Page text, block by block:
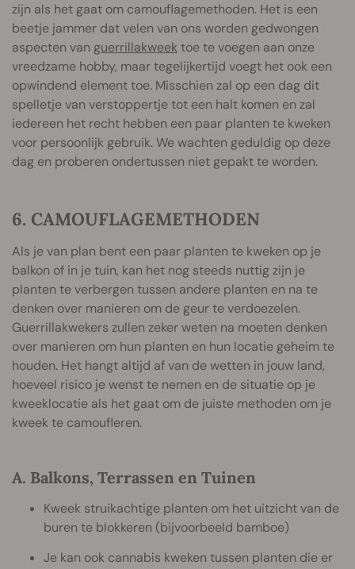
zijn als het gaat om camouflagemethoden. Het is een
beetje jammer dat velen van ons worden gedwongen
aspecten van guerrillakweektoe te voegen aan onze
vreedzame hobby, maar tegelijkertijd voegt het ook een
opwindend element toe. Misschien zal op een dag dit
spelletje van verstoppertje tot een halt komen en zal
iedereen het recht hebben een paar planten te kweken
voor persoonlijk gebruik. We wachten geduldig op deze
dag en proberen ondertussen niet gepakt te worden.
6. CAMOUFLAGEMETHODEN
Als je van plan bent een paar planten te kweken op je
balkon of in je tuin, kan het nog steeds nuttig zijn je
planten te verbergen tussen andere planten en na te
denken over manieren om de geur te verdoezelen.
Guerrillakwekers zullen zeker weten na moeten denken
over manieren om hun planten en hun locatie geheim te
houden. Het hangt altijd af van de wetten in jouw land,
hoeveel risico je wenst te nemen en de situatie op je
kweeklocatie als het gaat om de juiste methoden om je
kweek te camoufleren.
A. Balkons, Terrassen en Tuinen
Kweek struikachtige planten om het uitzicht van de
buren te blokkeren (bijvoorbeeld bamboe)
Je kan ook cannabis kweken tussen planten die er